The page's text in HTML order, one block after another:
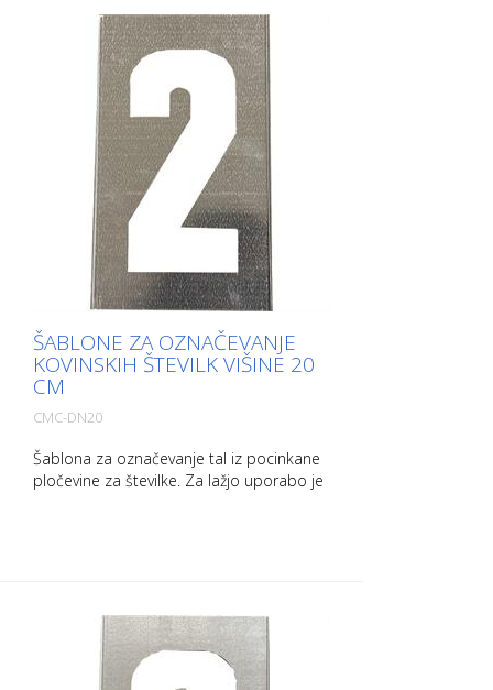
ŠABLONE ZA OZNAČEVANJE
KOVINSKIH ŠTEVILK VIŠINE 20
CM
CMC-DN20
Šablona za označevanje tal iz pocinkane
pločevine za številke. Za lažjo uporabo je